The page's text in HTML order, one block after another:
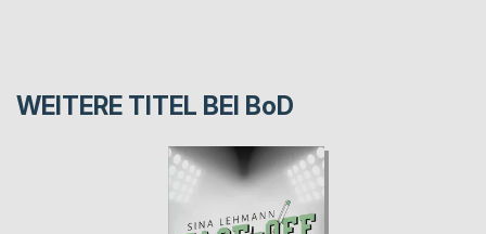
WEITERE TITEL BEI BoD